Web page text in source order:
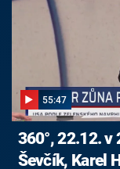
55:47
360°, 22.12.
Ševčík, Karel